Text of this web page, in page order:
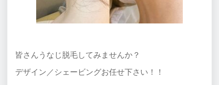
皆さんうなじ脱毛してみませんか？
デザイン／シェービングお任せ下さい！！